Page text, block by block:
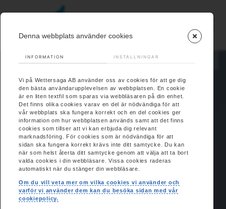
Denna webbplats använder cookies
INFORMATION INSTÄLLNINGAR
Vi på Wettersaga AB använder oss av cookies för att ge dig
den bästa användarupplevelsen av webbplatsen. En cookie
är en liten textfil som sparas via webbläsaren på din enhet.
Det finns olika cookies varav en del är nödvändiga för att
vår webbplats ska fungera korrekt och en del cookies ger
information om hur webbplatsen används samt att det finns
cookies som tillser att vi kan erbjuda dig relevant
marknadsföring. För cookies som är nödvändiga för att
sidan ska fungera korrekt krävs inte ditt samtycke. Du kan
när som helst återta ditt samtycke genom att välja att ta bort
valda cookies i din webbläsare. Vissa cookies raderas
automatiskt när du stänger din webbläsare.
Om du vill veta mer om vilka cookies vi använder och
varför vi använder dem kan du besöka sidan med vår
cookiepolicy.